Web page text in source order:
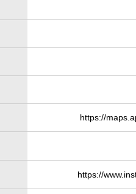
https://
https://